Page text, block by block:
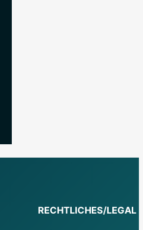
RECHTLICHES/LEGAL